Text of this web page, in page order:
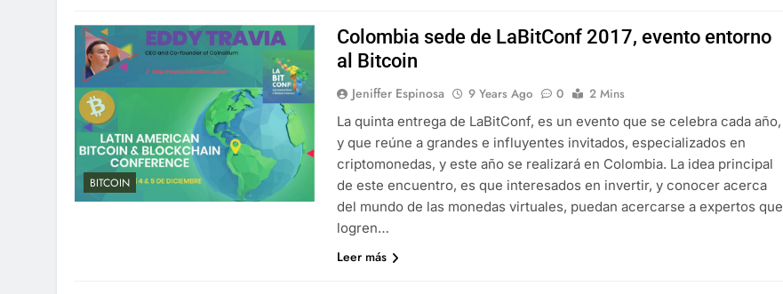
BITCOIN
Colombia sede de LaBitConf 2017, evento entorno
al Bitcoin
Jeniffer Espinosa 9 Years Ago 0
2 Mins
La quinta entrega de LaBitConf, es un evento que se celebra cada año,
y que reúne a grandes e influyentes invitados, especializados en
criptomonedas, y este año se realizará en Colombia. La idea principal
de este encuentro, es que interesados en invertir, y conocer acerca
del mundo de las monedas virtuales, puedan acercarse a expertos que
logren…
Leer más